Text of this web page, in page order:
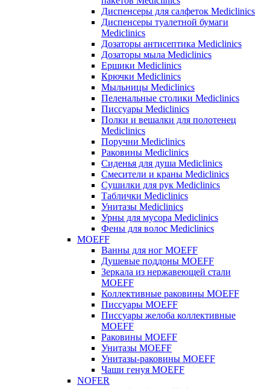
Диспенсеры для салфеток Mediclinics
Диспенсеры туалетной бумаги
Mediclinics
Дозаторы антисептика Mediclinics
Дозаторы мыла Mediclinics
Ершики Mediclinics
Крючки Mediclinics
Мыльницы Mediclinics
Пеленальные столики Mediclinics
Писсуары Mediclinics
Полки и вешалки для полотенец
Mediclinics
Поручни Mediclinics
Раковины Mediclinics
Сиденья для душа Mediclinics
Смесители и краны Mediclinics
Сушилки для рук Mediclinics
Таблички Mediclinics
Унитазы Mediclinics
Урны для мусора Mediclinics
Фены для волос Mediclinics
MOEFF
Ванны для ног MOEFF
Душевые поддоны MOEFF
Зеркала из нержавеющей стали
MOEFF
Коллективные раковины MOEFF
Писсуары MOEFF
Писсуары желоба коллективные
MOEFF
Раковины MOEFF
Унитазы MOEFF
Унитазы-раковины MOEFF
Чаши генуя MOEFF
NOFER